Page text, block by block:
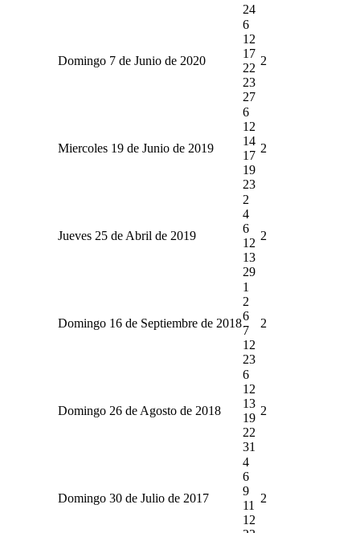
24
Domingo 7 de Junio de 2020
6
12
17
22
23
27
2
Miercoles 19 de Junio de 2019
6
12
14
17
19
23
2
Jueves 25 de Abril de 2019
2
4
6
12
13
29
2
Domingo 16 de Septiembre de 2018
1
2
6
7
12
23
2
Domingo 26 de Agosto de 2018
6
12
13
19
22
31
2
Domingo 30 de Julio de 2017
4
6
9
11
12
2